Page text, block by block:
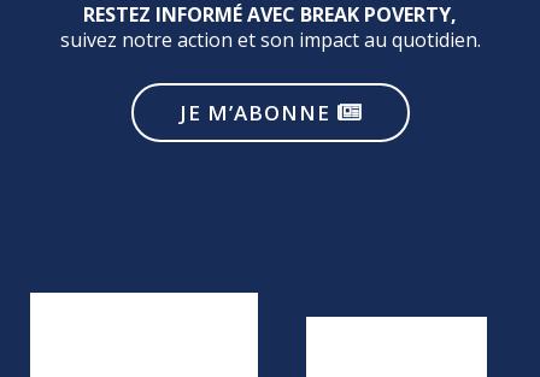
RESTEZ INFORMÉ AVEC BREAK POVERTY,
suivez notre action et son impact au quotidien.
JE M’ABONNE